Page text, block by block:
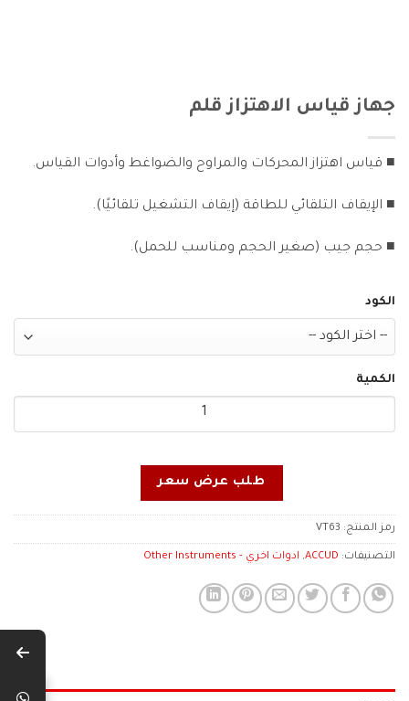
جهاز قياس الاهتزاز قلم
■ قياس اهتزاز المحركات والمراوح والضواغط وأدوات القياس.
■ الإيقاف التلقائي للطاقة (إيقاف التشغيل تلقائيًا).
■ حجم جيب (صغير الحجم ومناسب للحمل).
الكود
الكمية
طلب عرض سعر
رمز المنتج: VT63
التصنيفات: ACCUD
, ادوات اخري - Other Instruments